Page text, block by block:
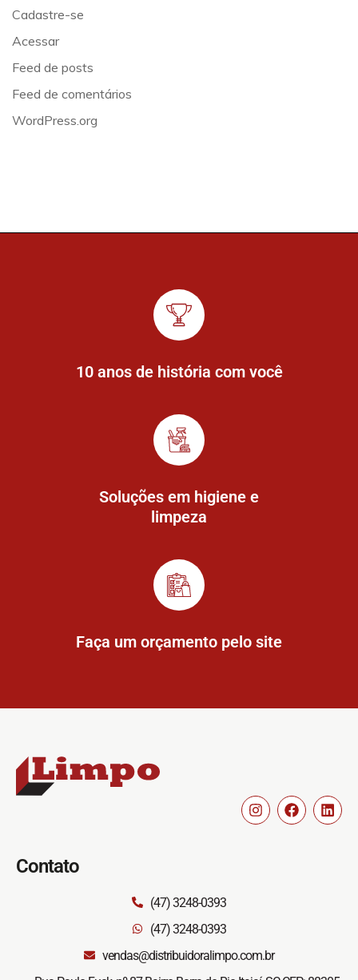
Cadastre-se
Acessar
Feed de posts
Feed de comentários
WordPress.org
10 anos de história com você
Soluções em higiene e
limpeza
Faça um orçamento pelo site
Contato
(47) 3248-0393
(47) 3248-0393
vendas@distribuidoralimpo.com.br